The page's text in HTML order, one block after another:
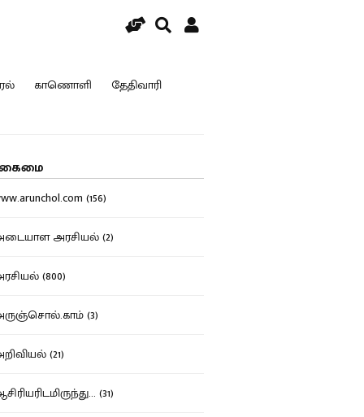
காணொளி தேதிவாரி
(156)
அரசியல் (2)
(800)
(3)
(21)
(31)